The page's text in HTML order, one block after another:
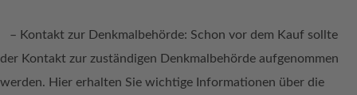
– Kontakt zur Denkmalbehörde: Schon vor dem Kauf sollte
der Kontakt zur zuständigen Denkmalbehörde aufgenommen
werden. Hier erhalten Sie wichtige Informationen über die